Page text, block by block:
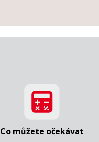
Co můžete očekávat